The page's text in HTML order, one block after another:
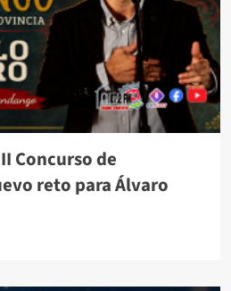
Concurso de
reto para Álvaro